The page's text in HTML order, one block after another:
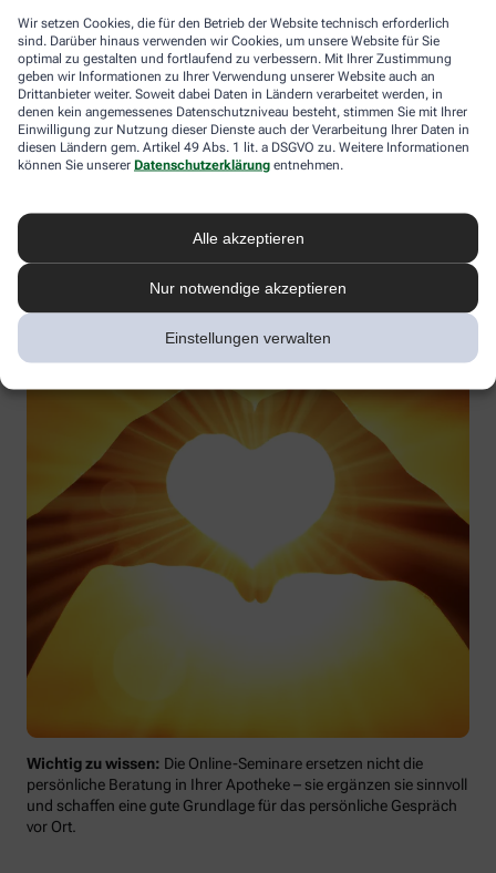
Wir setzen Cookies, die für den Betrieb der Website technisch erforderlich
sind. Darüber hinaus verwenden wir Cookies, um unsere Website für Sie
optimal zu gestalten und fortlaufend zu verbessern. Mit Ihrer Zustimmung
geben wir Informationen zu Ihrer Verwendung unserer Website auch an
Drittanbieter weiter. Soweit dabei Daten in Ländern verarbeitet werden, in
denen kein angemessenes Datenschutzniveau besteht, stimmen Sie mit Ihrer
Einwilligung zur Nutzung dieser Dienste auch der Verarbeitung Ihrer Daten in
diesen Ländern gem. Artikel 49 Abs. 1 lit. a DSGVO zu. Weitere Informationen
können Sie unserer Datenschutzerklärung entnehmen.
Alle akzeptieren
Nur notwendige akzeptieren
Einstellungen verwalten
Vitamin D – Möglichkeiten in der Prävention und
Therapieergänzung
Gesundheitswirkung verstehen und Vitamin-D-Mangel aktiv
vorbeugen
Wichtig zu wissen: Die Online-Seminare ersetzen nicht die
persönliche Beratung in Ihrer Apotheke – sie ergänzen sie sinnvoll
und schaffen eine gute Grundlage für das persönliche Gespräch
vor Ort.